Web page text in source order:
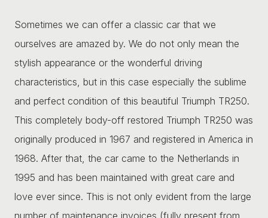
Sometimes we can offer a classic car that we
ourselves are amazed by. We do not only mean the
stylish appearance or the wonderful driving
characteristics, but in this case especially the sublime
and perfect condition of this beautiful Triumph TR250.
This completely body-off restored Triumph TR250 was
originally produced in 1967 and registered in America in
1968. After that, the car came to the Netherlands in
1995 and has been maintained with great care and
love ever since. This is not only evident from the large
number of maintenance invoices (fully present from